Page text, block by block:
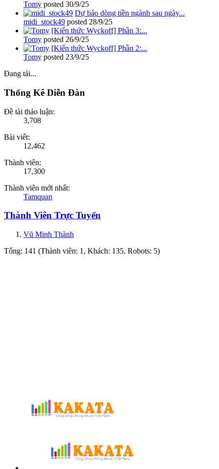
Tomy posted 30/9/25
Dự báo dòng tiền ngành sau ngày...
midi_stock49 posted 28/9/25
[Kiến thức Wyckoff] Phần 3:...
Tomy posted 26/9/25
[Kiến thức Wyckoff] Phần 2:...
Tomy posted 23/9/25
Đang tải...
Thống Kê Diễn Đàn
Đề tài thảo luận:
3,708
Bài viết:
12,462
Thành viên:
17,300
Thành viên mới nhất:
Tamquan
Thành Viên Trực Tuyến
Vũ Minh Thành
Tổng: 141 (Thành viên: 1, Khách: 135, Robots: 5)